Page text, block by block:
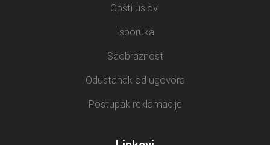
Opšti uslovi
Isporuka
Saobraznost
Odustanak od ugovora
Postupak reklamacije